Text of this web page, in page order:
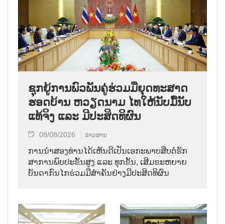
ຊຸກ​ຍູ້​ການ​ພົວ​ພັນ​ຄູ່​ຮ່ວມ​ມື​ຍຸດ​ທະ​ສາດ​
ຮອດ​ບ້ານ ຫວຽດ​ນາມ ໄທ​ໃຫ້​ນັບ​ມື້​ນັບ​
ແທ້​ຈິງ ແລະ ມີ​ປະ​ສິດ​ທິ​ຜົນ
08/08/2026 ຂ່າວສານ
ການ​ນຳ​ສອງ​ທ່ານ​ໄດ້​ເຫັນ​ດີ​ເປັນ​ເອ​ກະ​ພາບ​ສືບ​ຕໍ່​ຮັກ​
ສາ​ການ​ພົບ​ປະ​ຂັ້ນ​ສູງ ແລະ ທຸກ​ຂັ້ນ, ເສີມ​ຂະ​ຫຍາຍ​
ບັນ​ດາ​ກົນ​ໄກ​ຮ່ວມ​ມື​ສຳ​ຄັນ​ຢ່າງ​ມີ​ປະ​ສິດ​ທິ​ຜົນ